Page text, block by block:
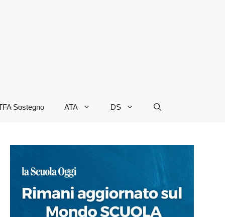
Sostegno ATA DS